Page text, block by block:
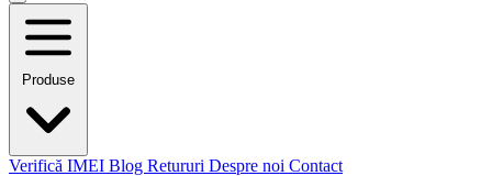
Produse
Verifică IMEI Blog Retururi Despre noi Contact